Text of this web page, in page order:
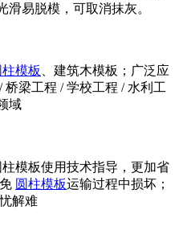
滑易脱模，可取消抹灰。
柱模板
、建筑木模板；广泛应
桥梁工程 / 学校工程 / 水利工
域
模板使用技术指导，更加省
圆柱模板运输过程中损坏；
解难